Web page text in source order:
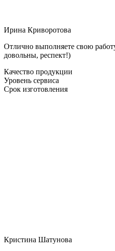
Ирина Криворотова
Отлично выполняете свою
довольны, респект!)
Качество продукции
Уровень сервиса
Срок изготовления
Кристина Шатунова